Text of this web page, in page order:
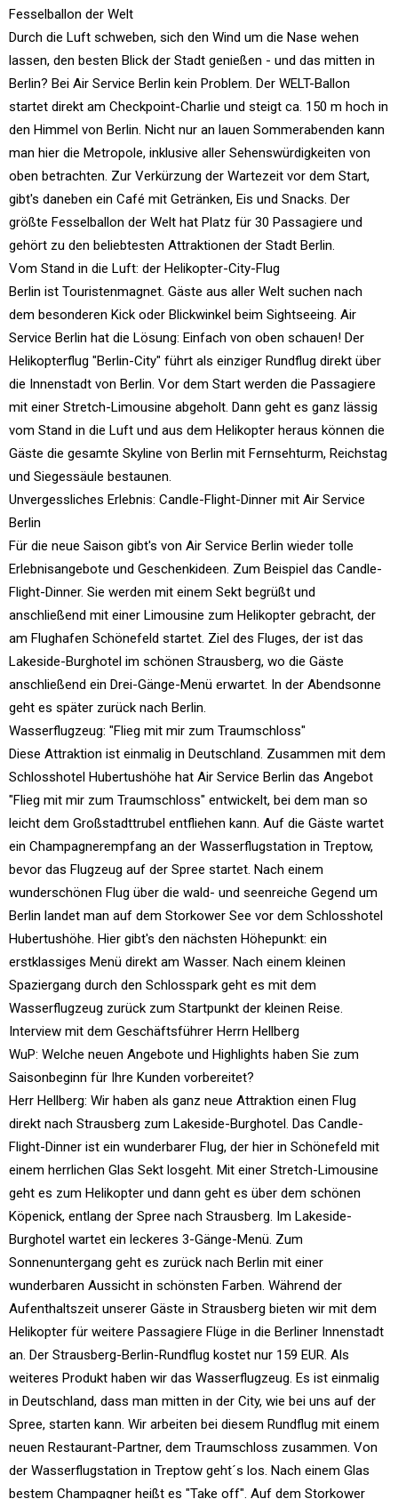
Fesselballon der Welt
Durch die Luft schweben, sich den Wind um die Nase wehen
lassen, den besten Blick der Stadt genießen - und das mitten in
Berlin? Bei Air Service Berlin kein Problem. Der WELT-Ballon
startet direkt am Checkpoint-Charlie und steigt ca. 150 m hoch in
den Himmel von Berlin. Nicht nur an lauen Sommerabenden kann
man hier die Metropole, inklusive aller Sehenswürdigkeiten von
oben betrachten. Zur Verkürzung der Wartezeit vor dem Start,
gibt's daneben ein Café mit Getränken, Eis und Snacks. Der
größte Fesselballon der Welt hat Platz für 30 Passagiere und
gehört zu den beliebtesten Attraktionen der Stadt Berlin.
Vom Stand in die Luft: der Helikopter-City-Flug
Berlin ist Touristenmagnet. Gäste aus aller Welt suchen nach
dem besonderen Kick oder Blickwinkel beim Sightseeing. Air
Service Berlin hat die Lösung: Einfach von oben schauen! Der
Helikopterflug "Berlin-City" führt als einziger Rundflug direkt über
die Innenstadt von Berlin. Vor dem Start werden die Passagiere
mit einer Stretch-Limousine abgeholt. Dann geht es ganz lässig
vom Stand in die Luft und aus dem Helikopter heraus können die
Gäste die gesamte Skyline von Berlin mit Fernsehturm, Reichstag
und Siegessäule bestaunen.
Unvergessliches Erlebnis: Candle-Flight-Dinner mit Air Service
Berlin
Für die neue Saison gibt's von Air Service Berlin wieder tolle
Erlebnisangebote und Geschenkideen. Zum Beispiel das Candle-
Flight-Dinner. Sie werden mit einem Sekt begrüßt und
anschließend mit einer Limousine zum Helikopter gebracht, der
am Flughafen Schönefeld startet. Ziel des Fluges, der ist das
Lakeside-Burghotel im schönen Strausberg, wo die Gäste
anschließend ein Drei-Gänge-Menü erwartet. In der Abendsonne
geht es später zurück nach Berlin.
Wasserflugzeug: "Flieg mit mir zum Traumschloss"
Diese Attraktion ist einmalig in Deutschland. Zusammen mit dem
Schlosshotel Hubertushöhe hat Air Service Berlin das Angebot
"Flieg mit mir zum Traumschloss" entwickelt, bei dem man so
leicht dem Großstadttrubel entfliehen kann. Auf die Gäste wartet
ein Champagnerempfang an der Wasserflugstation in Treptow,
bevor das Flugzeug auf der Spree startet. Nach einem
wunderschönen Flug über die wald- und seenreiche Gegend um
Berlin landet man auf dem Storkower See vor dem Schlosshotel
Hubertushöhe. Hier gibt's den nächsten Höhepunkt: ein
erstklassiges Menü direkt am Wasser. Nach einem kleinen
Spaziergang durch den Schlosspark geht es mit dem
Wasserflugzeug zurück zum Startpunkt der kleinen Reise.
Interview mit dem Geschäftsführer Herrn Hellberg
WuP: Welche neuen Angebote und Highlights haben Sie zum
Saisonbeginn für Ihre Kunden vorbereitet?
Herr Hellberg: Wir haben als ganz neue Attraktion einen Flug
direkt nach Strausberg zum Lakeside-Burghotel. Das Candle-
Flight-Dinner ist ein wunderbarer Flug, der hier in Schönefeld mit
einem herrlichen Glas Sekt losgeht. Mit einer Stretch-Limousine
geht es zum Helikopter und dann geht es über dem schönen
Köpenick, entlang der Spree nach Strausberg. Im Lakeside-
Burghotel wartet ein leckeres 3-Gänge-Menü. Zum
Sonnenuntergang geht es zurück nach Berlin mit einer
wunderbaren Aussicht in schönsten Farben. Während der
Aufenthaltszeit unserer Gäste in Strausberg bieten wir mit dem
Helikopter für weitere Passagiere Flüge in die Berliner Innenstadt
an. Der Strausberg-Berlin-Rundflug kostet nur 159 EUR. Als
weiteres Produkt haben wir das Wasserflugzeug. Es ist einmalig
in Deutschland, dass man mitten in der City, wie bei uns auf der
Spree, starten kann. Wir arbeiten bei diesem Rundflug mit einem
neuen Restaurant-Partner, dem Traumschloss zusammen. Von
der Wasserflugstation in Treptow geht´s los. Nach einem Glas
bestem Champagner heißt es "Take off". Auf dem Storkower